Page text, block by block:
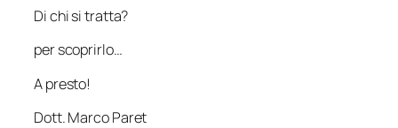
Di chi si tratta?
per scoprirlo…
A presto!
Dott. Marco Paret